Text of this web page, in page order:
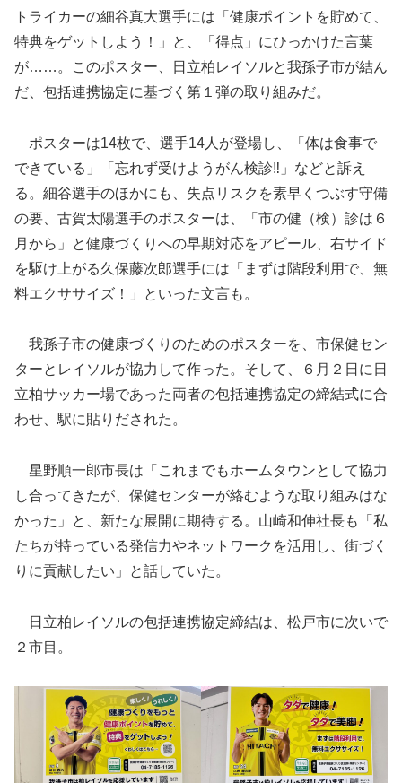
トライカーの細谷真大選手には「健康ポイントを貯めて、
特典をゲットしよう！」と、「得点」にひっかけた言葉
が……。このポスター、日立柏レイソルと我孫子市が結ん
だ、包括連携協定に基づく第１弾の取り組みだ。
ポスターは14枚で、選手14人が登場し、「体は食事で
できている」「忘れず受けようがん検診‼」などと訴え
る。細谷選手のほかにも、失点リスクを素早くつぶす守備
の要、古賀太陽選手のポスターは、「市の健（検）診は６
月から」と健康づくりへの早期対応をアピール、右サイド
を駆け上がる久保藤次郎選手には「まずは階段利用で、無
料エクササイズ！」といった文言も。
我孫子市の健康づくりのためのポスターを、市保健セン
ターとレイソルが協力して作った。そして、６月２日に日
立柏サッカー場であった両者の包括連携協定の締結式に合
わせ、駅に貼りだされた。
星野順一郎市長は「これまでもホームタウンとして協力
し合ってきたが、保健センターが絡むような取り組みはな
かった」と、新たな展開に期待する。山崎和伸社長も「私
たちが持っている発信力やネットワークを活用し、街づく
りに貢献したい」と話していた。
日立柏レイソルの包括連携協定締結は、松戸市に次いで
２市目。